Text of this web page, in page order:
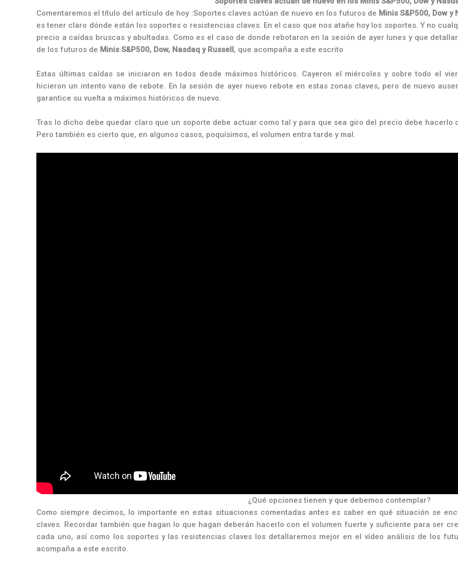
Comentaremos el título del artículo de hoy :Soportes claves actúan de nuevo en los futuros de Minis S&P500, Dow y
es tener claro dónde están los soportes o resistencias claves. En el caso que nos atañe hoy los soportes. Y no
precio a caídas bruscas y abultadas. Como es el caso de donde rebotaron en la sesión de ayer lunes y que
de los futuros de Minis S&P500, Dow, Nasdaq y Russell, que acompaña a este escrito
Estas últimas caídas se iniciaron en todos desde máximos históricos. Cayeron el miércoles y sobre todo el
hicieron un intento vano de rebote. En la sesión de ayer nuevo rebote en estas zonas claves, pero de nuevo
garantice su vuelta a máximos históricos de nuevo.
Tras lo dicho debe quedar claro que un soporte debe actuar como tal y para que sea giro del precio debe hacerlo
Pero también es cierto que, en algunos casos, poquísimos, el volumen entra tarde y mal.
¿Qué opciones tienen y que debemos contemplar?
Como siempre decimos, lo importante en estas situaciones comentadas antes es saber en qué situación se
claves. Recordar también que hagan lo que hagan deberán hacerlo con el volumen fuerte y suficiente para ser
cada uno, así como los soportes y las resistencias claves los detallaremos mejor en el vídeo análisis de los
acompaña a este escrito.